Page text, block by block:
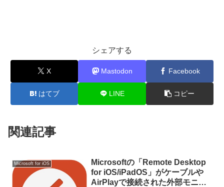
シェアする
X Mastodon Facebook
はてブ LINE コピー
関連記事
Microsoft for iOS
Microsoftの「Remote Desktop
for iOS/iPadOS」がケーブルや
AirPlayで接続された外部モニタ